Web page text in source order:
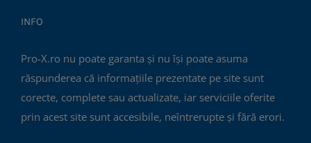
INFO
Pro-X.ro nu poate garanta și nu își poate asuma
răspunderea că informațiile prezentate pe site sunt
corecte, complete sau actualizate, iar serviciile oferite
prin acest site sunt accesibile, neîntrerupte și fără erori.